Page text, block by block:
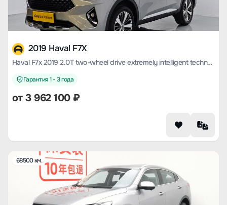
2019 Haval F7X
Haval F7x 2019 2.0T two-wheel drive extremely intelligent technology version
Гарантия 1 - 3 года
от3 962 100₽
68500 км.